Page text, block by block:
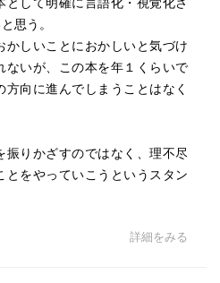
思う。
かしいことにおかしいと気づけ
ないが、この本を年１くらいで
向に進んでしまうことはなく
振りかざすのではなく、理不尽
とをやっていこうというスタン
詳細をみる